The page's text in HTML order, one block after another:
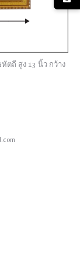
ตถี สูง 13 นิ้ว กว้าง